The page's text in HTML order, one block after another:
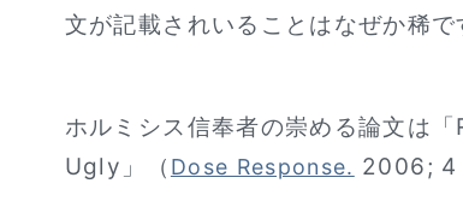
文が記載されいることはなぜか稀で
ホルミシス信奉者の崇める論文
Ugly」（ Dose Response. 2006; 4